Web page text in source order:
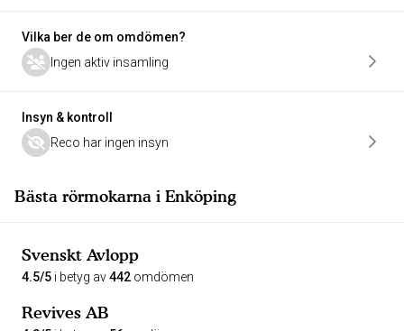
Vilka ber de om omdömen?
Ingen aktiv insamling
Insyn & kontroll
Reco har ingen insyn
Bästa rörmokarna i Enköping
Svenskt Avlopp
4.5/5 i betyg av442 omdömen
Revives AB